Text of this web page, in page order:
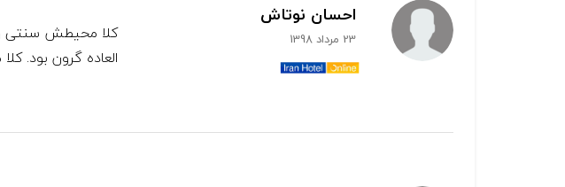
احسان نوتاش
23 مرداد 1398
کلا محیطش سنتی و
العاده گرون بود.